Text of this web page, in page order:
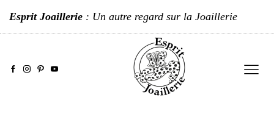
Esprit Joaillerie : Un autre regard sur la Joaillerie